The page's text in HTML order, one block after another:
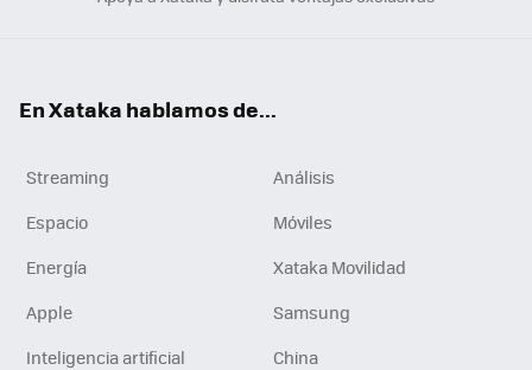
En Xataka hablamos de...
Streaming
Análisis
Espacio
Móviles
Energía
Xataka Movilidad
Apple
Samsung
Inteligencia artificial
China